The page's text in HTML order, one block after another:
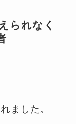
られなく
ました。